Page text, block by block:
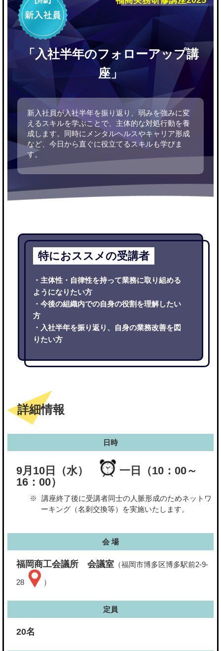
「入社半年のフォローアップ講
座」
新入社員が入社半年を振り返り、弱みを強みに変
えるスキルを学ぶことで、主体的な対処行動を養
成します。同時にメンタルヘルスやキャリア形成
など、今日から直ぐに役立てるスキルも学びま
す。
特におススメの受講者
・主体性・自律性を持って業務に取り組める
ようになりたい方
・今後の組織内での自身の役割を理解したい
方
・入社半年を振り返り、自身の業務改善を図
りたい方
詳細情報
日時
9月10日（水）
一日（10：00～
16：00）
講座終了後に受講者同士の人脈形成のためネットワ
ーキング（名刺交換等）を実施いたします。
会 場
福岡商工会議所 会議室 （福岡市博多区博多駅前2-9-
28 ）
定員
20名